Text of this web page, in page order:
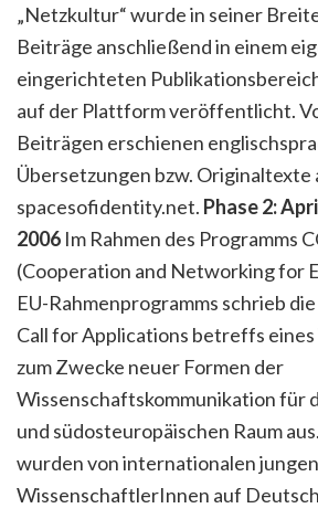
„Netzkultur“ wurde in seiner
Beiträge anschließend in einem
eingerichteten
auf der Plattform veröffentlicht.
Beiträgen erschienen
Übersetzungen bzw. Originaltexte
spacesofidentity.net. Phase 2:
2006 Im Rahmen des Programms
(Cooperation and Networking for
EU-Rahmenprogramms schrieb
Call for Applications betreffs
zum Zwecke neuer Formen der
Wissenschaftskommunikation für
und südosteuropäischen Raum
wurden von internationalen jungen
WissenschaftlerInnen auf